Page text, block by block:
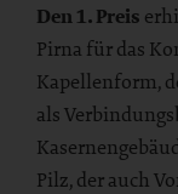
Den 1. Preis
Pirna für das
Kapellenform,
als
Pilz, der auch